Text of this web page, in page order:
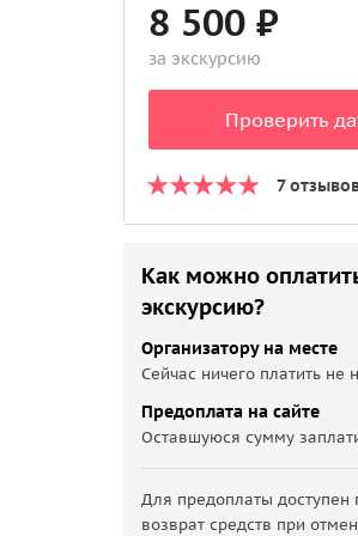
8 500 ₽
за экскурсию
Проверить
7
Как можно
экскурсию?
Организатору на месте
Сейчас ничего платить не
Предоплата на сайте
Оставшуюся сумму
Для предоплаты доступен
возврат средств при